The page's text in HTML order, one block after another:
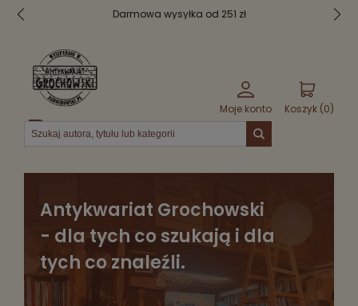
Bezpieczne pakowanie
Moje konto Koszyk (0)
Menu
Antykwariat Grochowski
- dla tych co szukają i dla
tych co znaleźli.